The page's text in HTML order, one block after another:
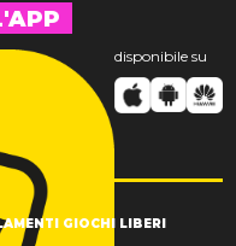
disponibile su
GIOCHI LIBERI